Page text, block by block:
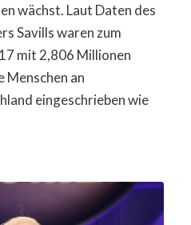
wächst. Laut Daten des
Savills waren zum
mit 2,806 Millionen
Menschen an
eingeschrieben wie